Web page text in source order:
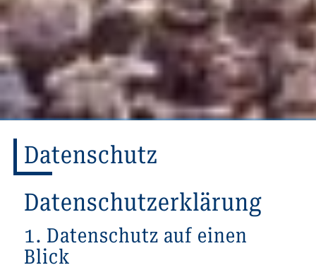
Datenschutz
Datenschutzerklärung
1. Datenschutz auf einen
Blick